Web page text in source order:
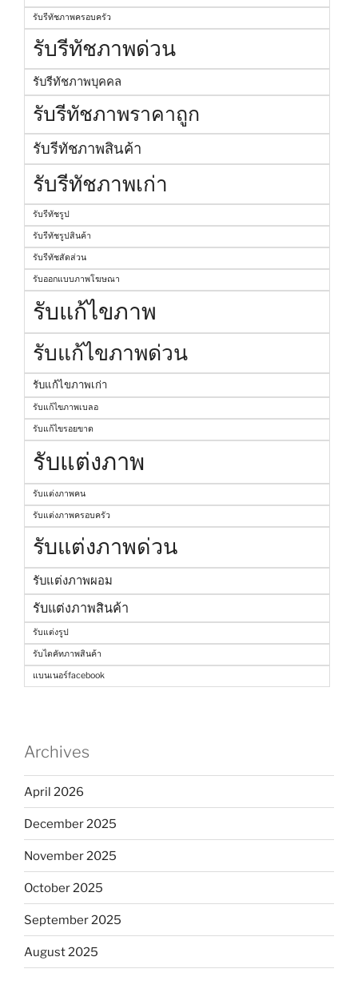
รับรีทัชภาพครอบครัว
รับรีทัชภาพด่วน
รับรีทัชภาพบุคคล
รับรีทัชภาพราคาถูก
รับรีทัชภาพสินค้า
รับรีทัชภาพเก่า
รับรีทัชรูป
รับรีทัชรูปสินค้า
รับรีทัชสัดส่วน
รับออกแบบภาพโฆษณา
รับแก้ไขภาพ
รับแก้ไขภาพด่วน
รับแก้ไขภาพเก่า
รับแก้ไขภาพเบลอ
รับแก้ไขรอยขาด
รับแต่งภาพ
รับแต่งภาพคน
รับแต่งภาพครอบครัว
รับแต่งภาพด่วน
รับแต่งภาพผอม
รับแต่งภาพสินค้า
รับแต่งรูป
รับไดคัทภาพสินค้า
แบนเนอร์facebook
Archives
April 2026
December 2025
November 2025
October 2025
September 2025
August 2025